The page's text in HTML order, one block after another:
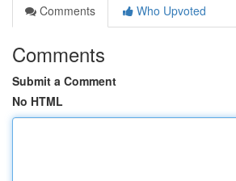
Comments
Who Upvoted
Comments
Submit a Comment
No HTML